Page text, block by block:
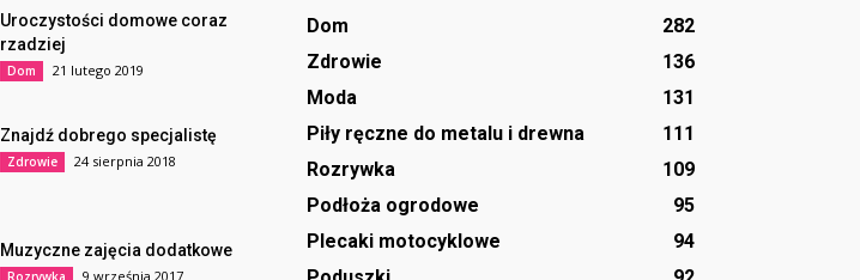
Uroczystości domowe coraz
rzadziej
Dom 21 lutego 2019
Znajdź dobrego specjalistę
Zdrowie 24 sierpnia 2018
Muzyczne zajęcia dodatkowe
Rozrywka 9 września 2017
Dom
282
Zdrowie
136
Moda
131
Piły ręczne do metalu i drewna
111
Rozrywka
109
Podłoża ogrodowe
95
Plecaki motocyklowe
94